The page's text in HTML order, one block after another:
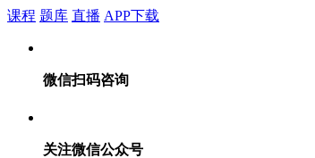
课程 题库 直播 APP下载
微信扫码咨询
关注微信公众号